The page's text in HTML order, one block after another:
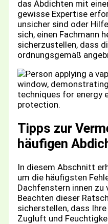
das Abdichten mit
gewisse Expertise
unsicher sind oder
sich, einen Fachmann
sicherzustellen, dass
ordnungsgemäß
Tipps zur
häufigen
In diesem Abschnitt
um die häufigsten
Dachfenstern innen zu
Beachten dieser
sicherstellen, dass
Zugluft und